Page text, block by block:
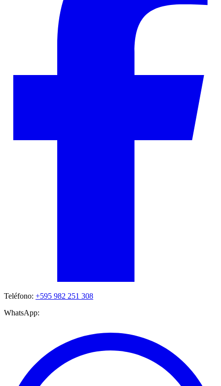
Teléfono: +595 982 251 308
WhatsApp: